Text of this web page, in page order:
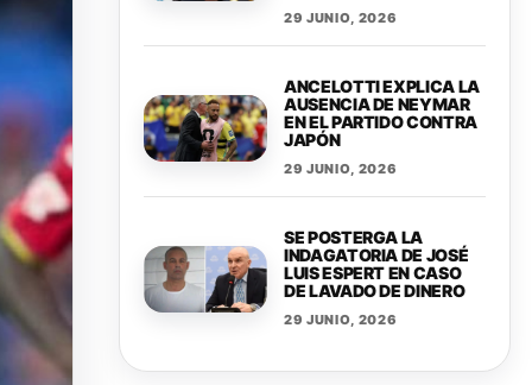
29 JUNIO, 2026
ANCELOTTI EXPLICA LA
AUSENCIA DE NEYMAR
EN EL PARTIDO CONTRA
JAPÓN
29 JUNIO, 2026
SE POSTERGA LA
INDAGATORIA DE JOSÉ
LUIS ESPERT EN CASO
DE LAVADO DE DINERO
29 JUNIO, 2026